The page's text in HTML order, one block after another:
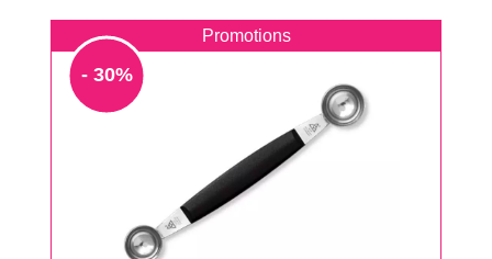
Promotions
- 30%